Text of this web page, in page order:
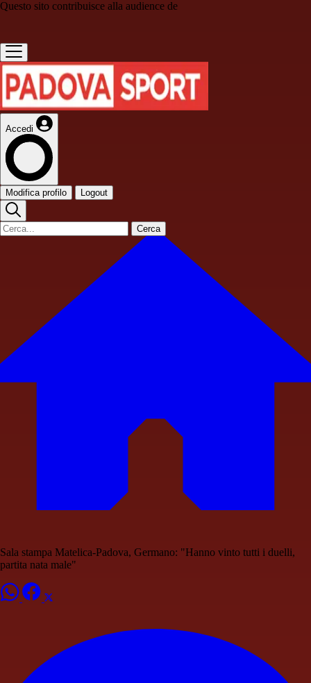
Questo sito contribuisce alla audience de
Accedi
Modifica profilo Logout
Cerca
Sala stampa Matelica-Padova, Germano: "Hanno vinto tutti i duelli,
partita nata male"